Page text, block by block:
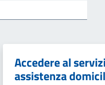
Accedere al
assistenza